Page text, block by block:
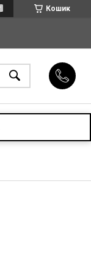
Кошик